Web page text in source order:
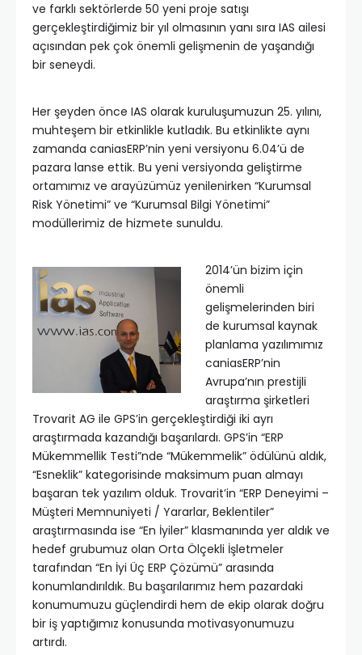
ve farklı sektörlerde 50 yeni proje satışı
gerçekleştirdiğimiz bir yıl olmasının yanı sıra IAS ailesi
açısından pek çok önemli gelişmenin de yaşandığı
bir seneydi.
Her şeyden önce IAS olarak kuruluşumuzun 25. yılını,
muhteşem bir etkinlikle kutladık. Bu etkinlikte aynı
zamanda caniasERP’nin yeni versiyonu 6.04’ü de
pazara lanse ettik. Bu yeni versiyonda geliştirme
ortamımız ve arayüzümüz yenilenirken “Kurumsal
Risk Yönetimi” ve “Kurumsal Bilgi Yönetimi”
modüllerimiz de hizmete sunuldu.
2014’ün bizim için
önemli
gelişmelerinden biri
de kurumsal kaynak
planlama yazılımımız
caniasERP’nin
Avrupa’nın prestijli
araştırma şirketleri
Trovarit AG ile GPS’in gerçekleştirdiği iki ayrı
araştırmada kazandığı başarılardı. GPS’in “ERP
Mükemmellik Testi”nde “Mükemmelik” ödülünü aldık,
“Esneklik” kategorisinde maksimum puan almayı
başaran tek yazılım olduk. Trovarit’in “ERP Deneyimi –
Müşteri Memnuniyeti / Yararlar, Beklentiler”
araştırmasında ise “En İyiler” klasmanında yer aldık ve
hedef grubumuz olan Orta Ölçekli İşletmeler
tarafından “En İyi Üç ERP Çözümü” arasında
konumlandırıldık. Bu başarılarımız hem pazardaki
konumumuzu güçlendirdi hem de ekip olarak doğru
bir iş yaptığımız konusunda motivasyonumuzu
artırdı.